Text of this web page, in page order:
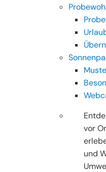
vor
und